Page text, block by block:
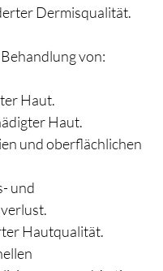
Dermisqualität.
von:
Haut.
Haut.
und oberflächlichen
und
Hautqualität.